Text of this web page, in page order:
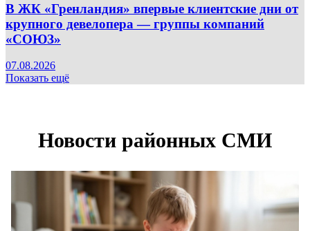
В ЖК «Гренландия» впервые клиентские дни от
крупного девелопера — группы компаний
«СОЮЗ»
07.08.2026
Показать ещё